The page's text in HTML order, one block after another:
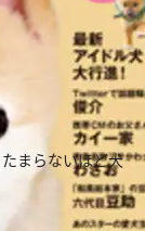
たまらないほど犬